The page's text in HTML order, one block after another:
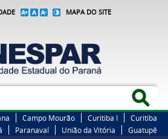
MAPA DO SITE
Campo Mourão Curitiba I
Curitiba
Paranavaí União da Vitória Guatupê